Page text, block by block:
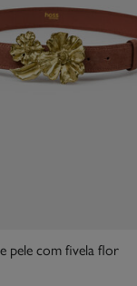
pele com fivela flor